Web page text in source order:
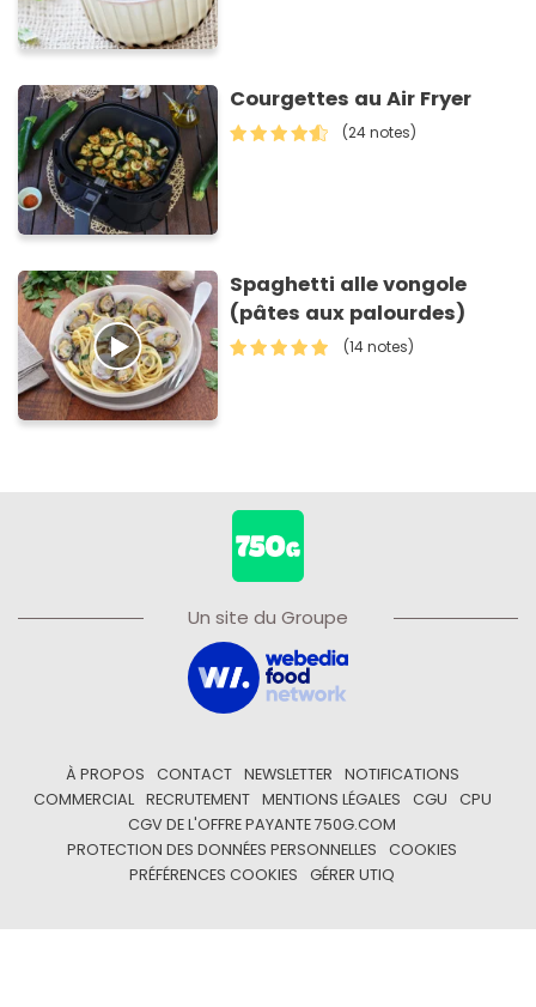
Courgettes au Air Fryer
(24 notes)
Spaghetti alle vongole
(pâtes aux palourdes)
(14 notes)
Un site du Groupe
À PROPOS CONTACT NEWSLETTER
NOTIFICATIONS
COMMERCIAL
RECRUTEMENT MENTIONS LÉGALES CGU
CPU
CGV DE L'OFFRE PAYANTE 750G.COM
PROTECTION DES DONNÉES PERSONNELLES
COOKIES
PRÉFÉRENCES COOKIES
GÉRER UTIQ